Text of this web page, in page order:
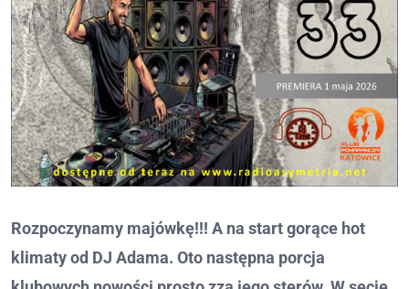
Rozpoczynamy majówkę!!! A na start gorące hot
klimaty od DJ Adama. Oto następna porcja